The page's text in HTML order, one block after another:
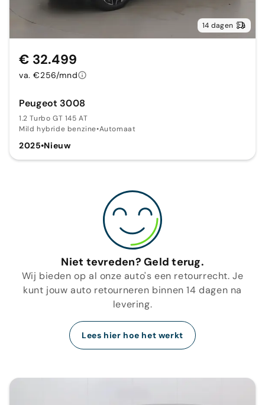
14 dagen
Peugeot 3008
1.2 Turbo GT 145 AT
Mild hybride benzine•Automaat
2025•Nieuw
€ 32.499
va. €256/mnd
Niet tevreden? Geld terug.
Wij bieden op al onze auto's een retourrecht. Je
kunt jouw auto retourneren binnen 14 dagen na
levering.
Lees hier hoe het werkt